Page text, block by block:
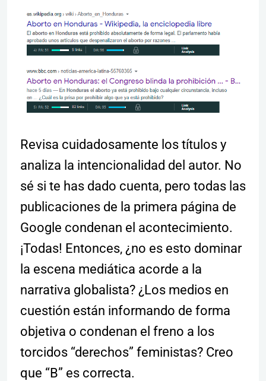
Revisa cuidadosamente los títulos y
analiza la intencionalidad del autor. No
sé si te has dado cuenta, pero todas las
publicaciones de la primera página de
Google condenan el acontecimiento.
¡Todas! Entonces, ¿no es esto dominar
la escena mediática acorde a la
narrativa globalista? ¿Los medios en
cuestión están informando de forma
objetiva o condenan el freno a los
torcidos “derechos” feministas? Creo
que “B” es correcta.